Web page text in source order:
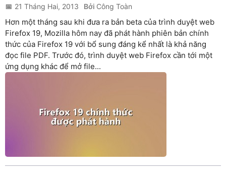
21 Tháng Hai, 2013 Công Toàn
Hơn một tháng sau khi đưa ra bản beta của trình duyệt web
Firefox 19, Mozilla hôm nay đã phát hành phiên bản chính
thức của Firefox 19 với bổ sung đáng kể nhất là khả năng
đọc file PDF. Trước đó, trình duyệt web Firefox cần tới một
ứng dụng khác để mở file...